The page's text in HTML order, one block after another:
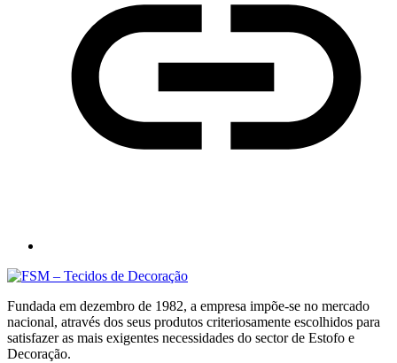
Fundada em dezembro de 1982, a empresa impõe-se no mercado
nacional, através dos seus produtos criteriosamente escolhidos para
satisfazer as mais exigentes necessidades do sector de Estofo e
Decoração.